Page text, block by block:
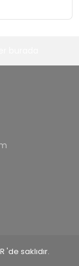
'de saklıdır.